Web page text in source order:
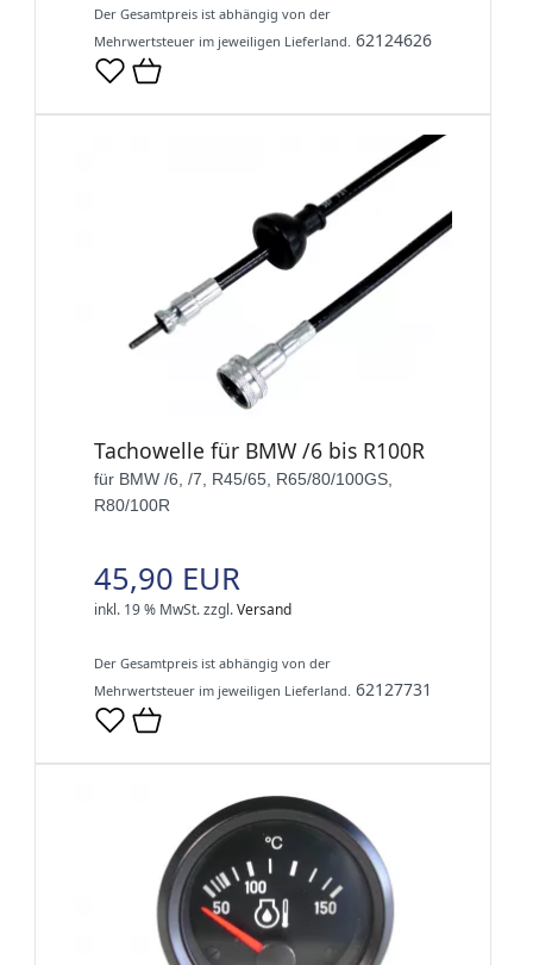
Der Gesamtpreis ist abhängig von der
Mehrwertsteuer im jeweiligen Lieferland. 62124626
Tachowelle für BMW /6 bis R100R
für BMW /6, /7, R45/65, R65/80/100GS,
R80/100R
45,90 EUR
inkl. 19 % MwSt.zzgl.Versand
Der Gesamtpreis ist abhängig von der
Mehrwertsteuer im jeweiligen Lieferland. 62127731